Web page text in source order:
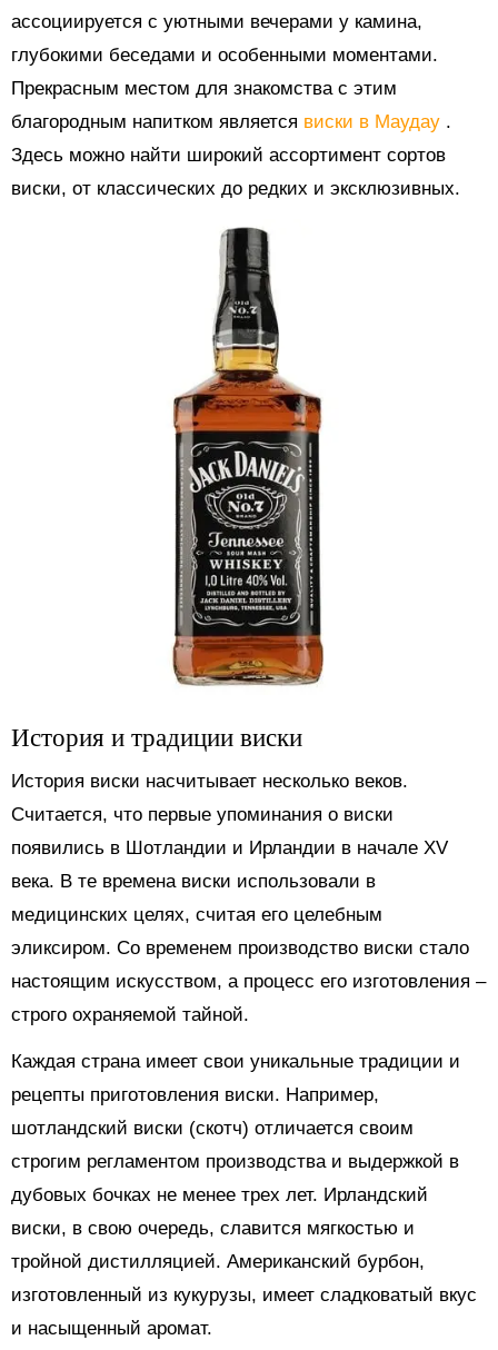
ассоциируется с уютными вечерами у камина,
глубокими беседами и особенными моментами.
Прекрасным местом для знакомства с этим
благородным напитком является виски в Маудау .
Здесь можно найти широкий ассортимент сортов
виски, от классических до редких и эксклюзивных.
История и традиции виски
История виски насчитывает несколько веков.
Считается, что первые упоминания о виски
появились в Шотландии и Ирландии в начале XV
века. В те времена виски использовали в
медицинских целях, считая его целебным
эликсиром. Со временем производство виски стало
настоящим искусством, а процесс его изготовления –
строго охраняемой тайной.
Каждая страна имеет свои уникальные традиции и
рецепты приготовления виски. Например,
шотландский виски (скотч) отличается своим
строгим регламентом производства и выдержкой в
дубовых бочках не менее трех лет. Ирландский
виски, в свою очередь, славится мягкостью и
тройной дистилляцией. Американский бурбон,
изготовленный из кукурузы, имеет сладковатый вкус
и насыщенный аромат.